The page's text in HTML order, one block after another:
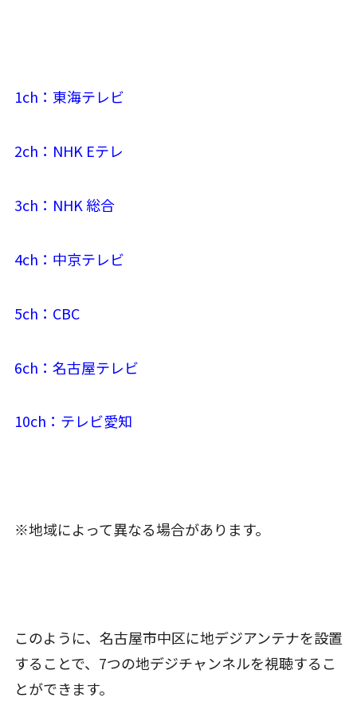
1ch：東海テレビ
2ch：NHK Eテレ
3ch：NHK 総合
4ch：中京テレビ
5ch：CBC
6ch：名古屋テレビ
10ch：テレビ愛知
※地域によって異なる場合があります。
このように、名古屋市中区に地デジアンテナを設置
することで、7つの地デジチャンネルを視聴するこ
とができます。